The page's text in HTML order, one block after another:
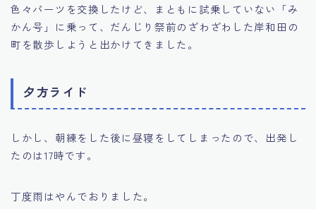
色々パーツを交換したけど、まともに試乗していない「み
かん号」に乗って、だんじり祭前のざわざわした岸和田の
町を散歩しようと出かけてきました。
夕方ライド
しかし、朝練をした後に昼寝をしてしまったので、出発し
たのは17時です。
丁度雨はやんでおりました。